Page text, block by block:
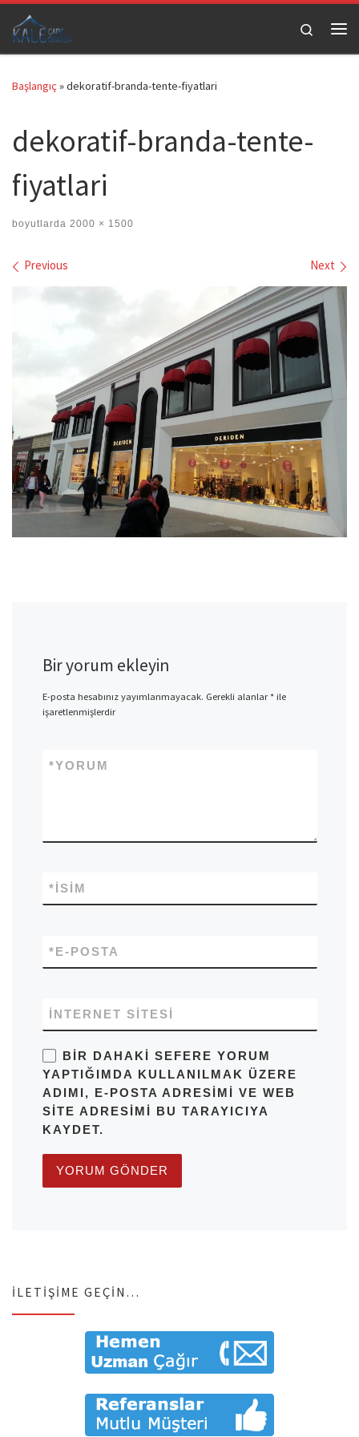
Skip to content
Search
Başlangıç»dekoratif-branda-tente-fiyatlari
dekoratif-branda-tente-
fiyatlari
boyutlarda 2000 × 1500
Images navigation
Previous Next
Bir yorum ekleyin
E-posta hesabınız yayımlanmayacak. Gerekli alanlar*ile
işaretlenmişlerdir
YORUM
*
İSIM
*
E-POSTA
*
İNTERNET SITESI
BIR DAHAKI SEFERE YORUM
YAPTIĞIMDA KULLANILMAK ÜZERE
ADIMI, E-POSTA ADRESIMI VE WEB
SITE ADRESIMI BU TARAYICIYA
KAYDET.
İLETIŞIME GEÇIN…